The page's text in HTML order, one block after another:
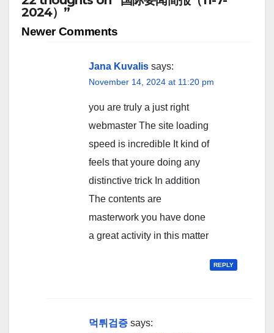
2024）”
Comment
Newer Comments
Jana Kuvalis says:
November 14, 2024 at 11:20 pm
you are truly a just right
webmaster The site loading
speed is incredible It kind of
feels that youre doing any
distinctive trick In addition
The contents are
masterwork you have done
a great activity in this matter
REPLY
먹튀검증 says: